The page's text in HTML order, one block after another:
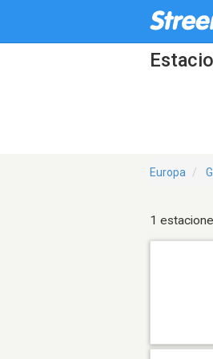
Europa
1